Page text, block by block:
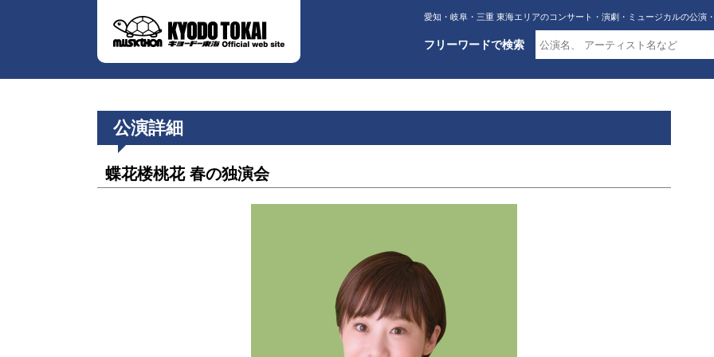
愛知・岐阜・三重 東海エリアのコンサート・演劇・ミュージカルの公演
フリーワードで検索
公演詳細
蝶花楼桃花 春の独演会